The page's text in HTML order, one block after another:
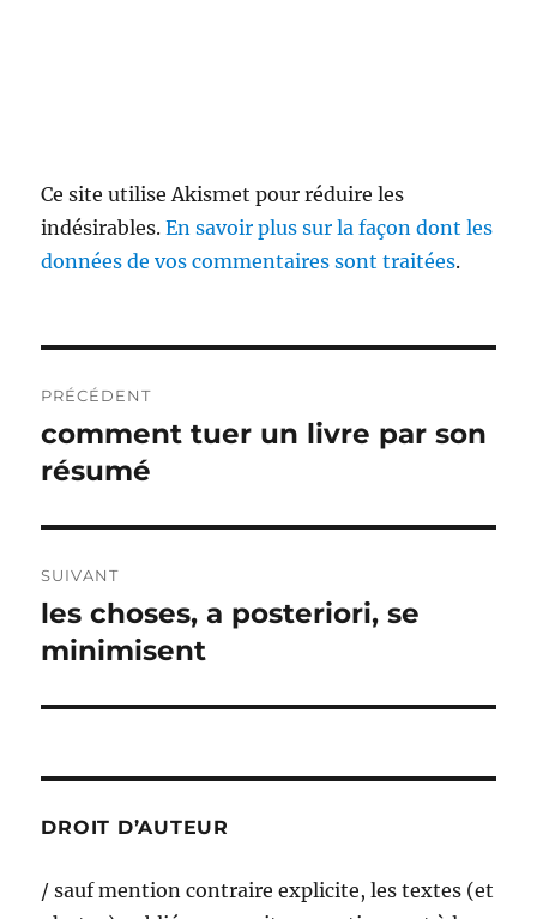
Ce site utilise Akismet pour réduire les
indésirables.En savoir plus sur la façon dont les
données de vos commentaires sont traitées.
de
l’article
PRÉCÉDENT
Publication
précédente :
comment tuer un livre par son
résumé
SUIVANT
Publication
suivante :
les choses, a posteriori, se
minimisent
DROIT D’AUTEUR
/ sauf mention contraire explicite, les textes (et